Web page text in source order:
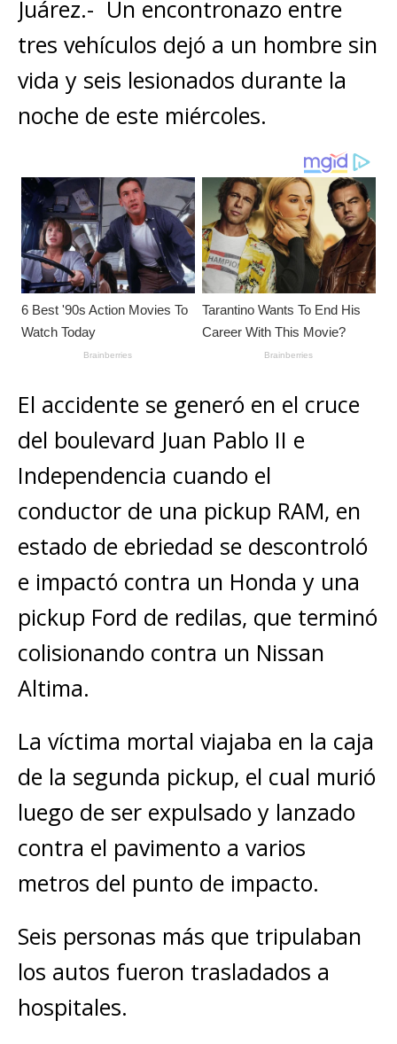
A
p
p
b
o
o
k
n
g
e
r
r Li
n
k
m
p
ar
ti
r
Juárez.- Un encontronazo entre
tres vehículos dejó a un hombre sin
vida y seis lesionados durante la
noche de este miércoles.
El accidente se generó en el cruce
del boulevard Juan Pablo II e
Independencia cuando el
conductor de una pickup RAM, en
estado de ebriedad se descontroló
e impactó contra un Honda y una
pickup Ford de redilas, que terminó
colisionando contra un Nissan
Altima.
La víctima mortal viajaba en la caja
de la segunda pickup, el cual murió
luego de ser expulsado y lanzado
contra el pavimento a varios
metros del punto de impacto.
Seis personas más que tripulaban
los autos fueron trasladados a
hospitales.